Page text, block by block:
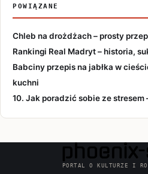
POWIĄZANE
Chleb na drożdżach – prosty
Rankingi Real Madryt – historia,
Babciny przepis na jabłka w
kuchni
10. Jak poradzić sobie ze stresem
PORTAL O KULTURZE I